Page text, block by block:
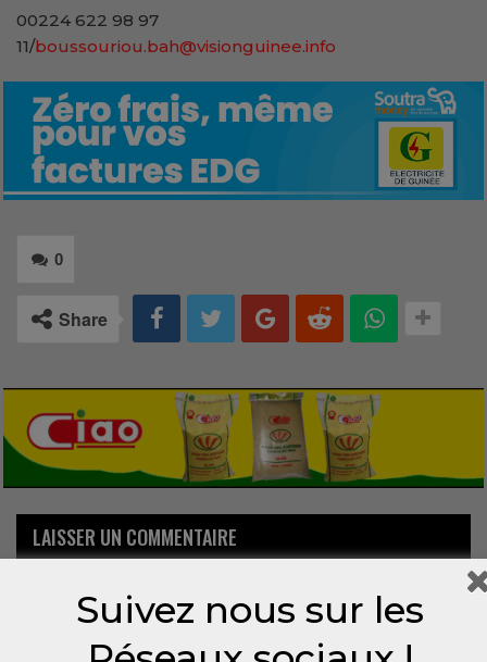
00224 622 98 97
11/boussouriou.bah@visionguinee.info
0
Share
LAISSER UN COMMENTAIRE
Suivez nous sur les